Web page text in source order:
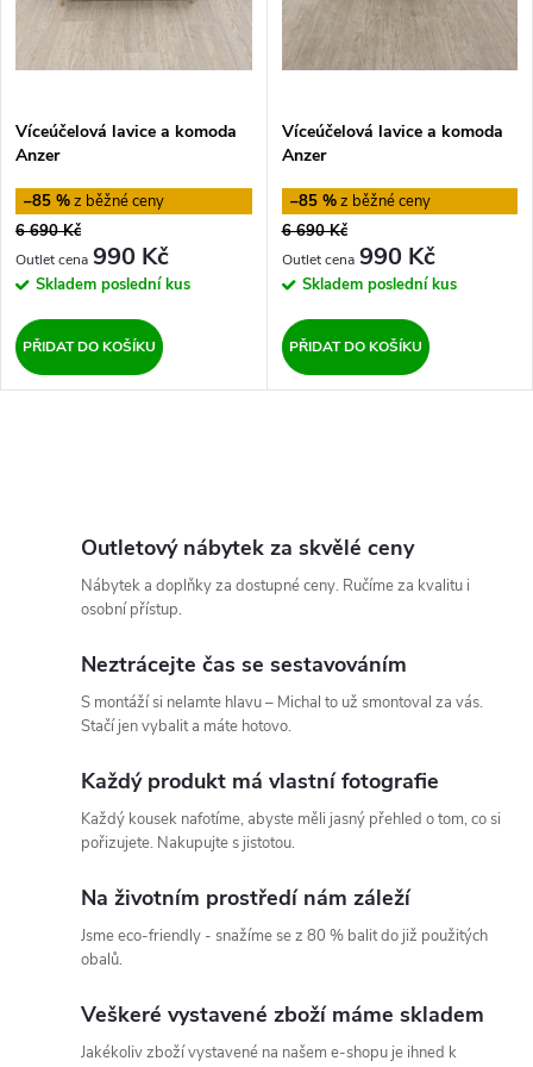
í
r
o
d
u
k
s
p
r
o
d
u
Víceúčelová lavice a komoda
Anzer
–85 %
6 690 Kč
990 Kč
Skladem poslední kus
PŘIDAT DO KOŠÍKU
Víceúčelová lavice a komoda
Anzer
–85 %
6 690 Kč
990 Kč
Skladem poslední kus
PŘIDAT DO KOŠÍKU
Outletový nábytek za skvělé ceny
Nábytek a doplňky za dostupné ceny. Ručíme za kvalitu i
osobní přístup.
Neztrácejte čas se sestavováním
S montáží si nelamte hlavu – Michal to už smontoval za vás.
Stačí jen vybalit a máte hotovo.
Každý produkt má vlastní fotografie
Každý kousek nafotíme, abyste měli jasný přehled o tom, co si
pořizujete. Nakupujte s jistotou.
Na životním prostředí nám záleží
Jsme eco-friendly - snažíme se z 80 % balit do již použitých
obalů.
Veškeré vystavené zboží máme skladem
Jakékoliv zboží vystavené na našem e-shopu je ihned k